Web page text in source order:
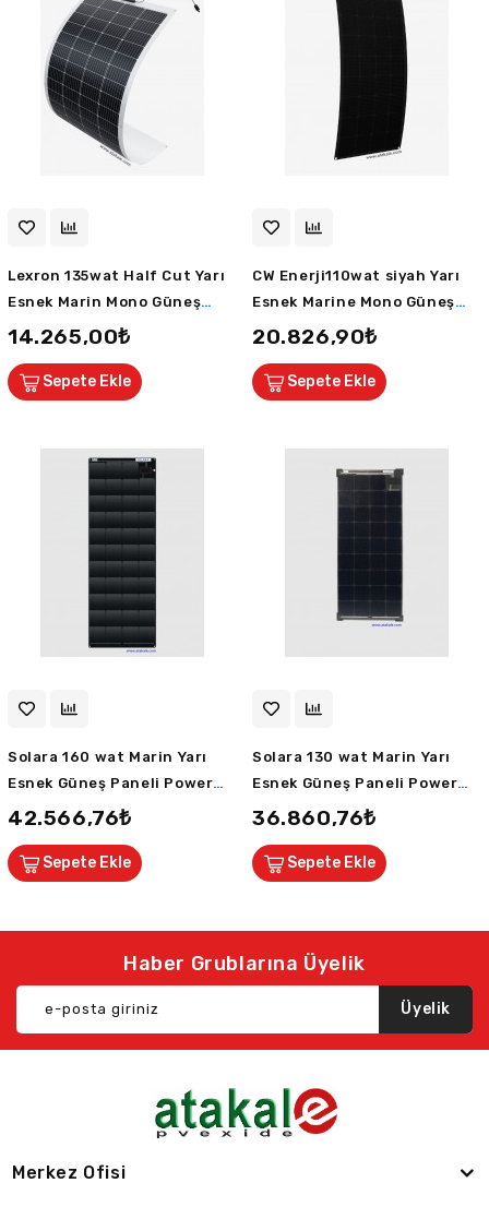
Lexron 135wat Half Cut Yarı
Esnek Marin Mono Güneş
Paneli ETFE 9BB 36 Hücreli
14.265,00₺
Sepete Ekle
CW Enerji110wat siyah Yarı
Esnek Marine Mono Güneş
Paneli ETFE IBC Back
20.826,90₺
Sepete Ekle
Solara 160 wat Marin Yarı
Esnek Güneş Paneli Power
Serisi ETFE 43 Mono Hücreli
42.566,76₺
Sepete Ekle
Solara 130 wat Marin Yarı
Esnek Güneş Paneli Power
Serisi ETFE 35 Mono Hücreli
36.860,76₺
Sepete Ekle
Haber Grublarına Üyelik
Üyelik
Merkez Ofisi